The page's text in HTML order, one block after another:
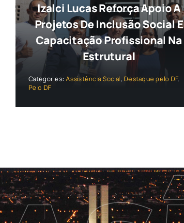
Izalci Lucas Reforça Apoio A
Projetos De Inclusão Social E
Capacitação Profissional Na
Estrutural
Categories:Assistência Social, Destaque pelo DF,
Pelo DF